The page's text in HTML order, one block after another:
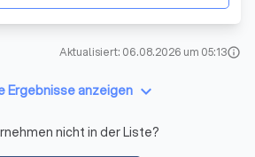
Aktualisiert: 06.08.2026 um 05:13info
Ergebnisse anzeigen keyboard_arrow_down
nicht in der Liste?